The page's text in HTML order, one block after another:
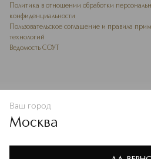
В КОРЗИНУ
Политика в отношении обработки
конфиденциальности
Пользовательское соглашение и правила
технологий
Ведомость СОУТ
Ваш город
Москва